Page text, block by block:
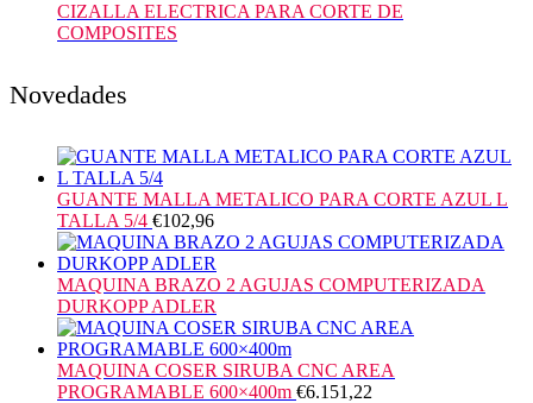
CIZALLA ELECTRICA PARA CORTE DE
COMPOSITES
Novedades
GUANTE MALLA METALICO PARA CORTE AZUL L
TALLA 5/4 €102,96
MAQUINA BRAZO 2 AGUJAS COMPUTERIZADA
DURKOPP ADLER
MAQUINA COSER SIRUBA CNC AREA
PROGRAMABLE 600×400m €6.151,22